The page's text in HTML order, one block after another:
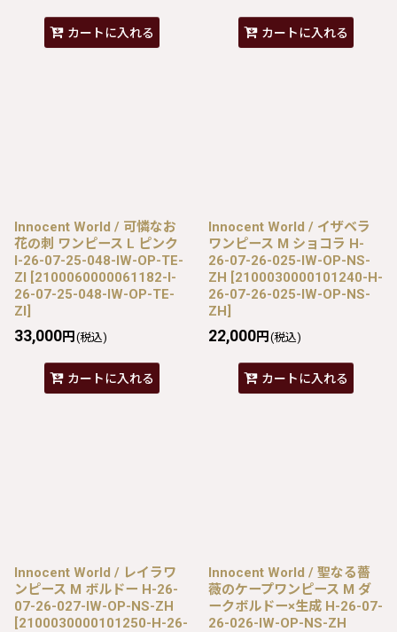
カートに入れる カートに入れる
Innocent World / 可憐なお
花の刺 ワンピース L ピンク
I-26-07-25-048-IW-OP-TE-
ZI [2100060000061182-I-
26-07-25-048-IW-OP-TE-
ZI]
33,000円 (税込)
カートに入れる
Innocent World / イザベラ
ワンピース M ショコラ H-
26-07-26-025-IW-OP-NS-
ZH [2100030000101240-H-
26-07-26-025-IW-OP-NS-
ZH]
22,000円 (税込)
カートに入れる
Innocent World / レイラワ
ンピース M ボルドー H-26-
07-26-027-IW-OP-NS-ZH
[2100030000101250-H-26-
Innocent World / 聖なる薔
薇のケープワンピース M ダ
ークボルドー×生成 H-26-07-
26-026-IW-OP-NS-ZH